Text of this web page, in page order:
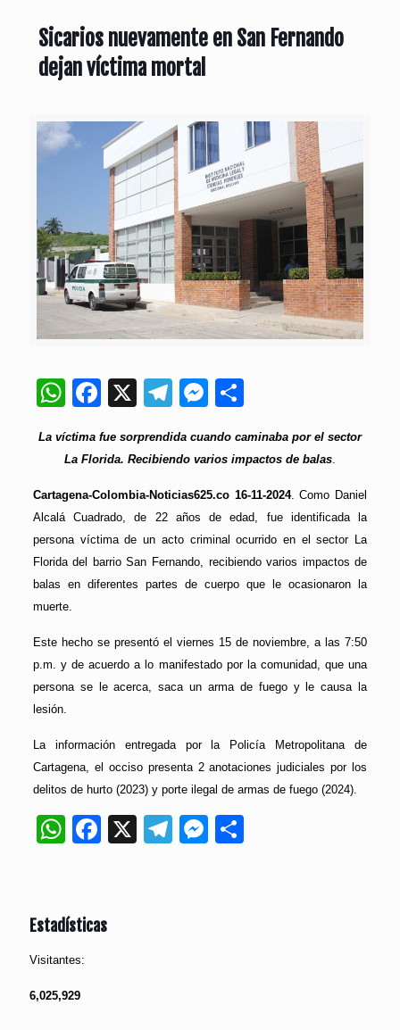
Sicarios nuevamente en San Fernando
dejan víctima mortal
WhatsApp
Facebook
X Telegram
Messenger
La víctima fue sorprendida cuando caminaba por el sector
La Florida. Recibiendo varios impactos de balas.
Cartagena-Colombia-Noticias625.co 16-11-2024. Como Daniel
Alcalá Cuadrado, de 22 años de edad, fue identificada la
persona víctima de un acto criminal ocurrido en el sector La
Florida del barrio San Fernando, recibiendo varios impactos de
balas en diferentes partes de cuerpo que le ocasionaron la
muerte.
Este hecho se presentó el viernes 15 de noviembre, a las 7:50
p.m. y de acuerdo a lo manifestado por la comunidad, que una
persona se le acerca, saca un arma de fuego y le causa la
lesión.
La información entregada por la Policía Metropolitana de
Cartagena, el occiso presenta 2 anotaciones judiciales por los
delitos de hurto (2023) y porte ilegal de armas de fuego (2024).
WhatsApp
Facebook
X Telegram
Messenger
Estadísticas
Visitantes:
6,025,929